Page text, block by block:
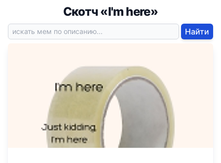
Скотч «I'm here»
Найти